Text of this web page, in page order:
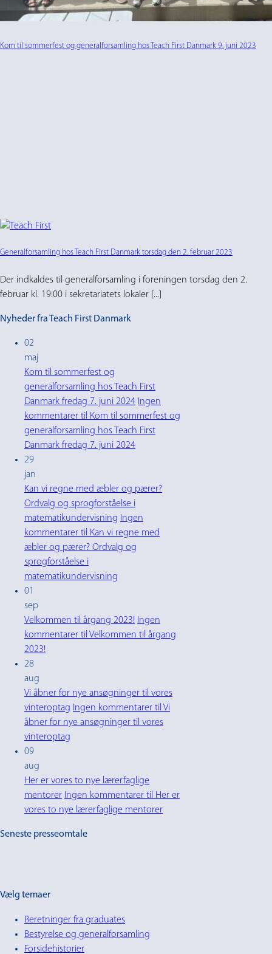
Kom til sommerfest og generalforsamling hos Teach First Danmark 9. juni 2023
Generalforsamling hos Teach First Danmark torsdag den 2. februar 2023
Der indkaldes til generalforsamling i foreningen torsdag den 2.
februar kl. 19:00 i sekretariatets lokaler [...]
Nyheder fra Teach First Danmark
02
maj
Kom til sommerfest og
generalforsamling hos Teach First
Danmark fredag 7. juni 2024 Ingen
kommentarer til Kom til sommerfest og
generalforsamling hos Teach First
Danmark fredag 7. juni 2024
29
jan
Kan vi regne med æbler og pærer?
Ordvalg og sprogforståelse i
matematikundervisning Ingen
kommentarer til Kan vi regne med
æbler og pærer? Ordvalg og
sprogforståelse i
matematikundervisning
01
sep
Velkommen til årgang 2023! Ingen
kommentarer til Velkommen til årgang
2023!
28
aug
Vi åbner for nye ansøgninger til vores
vinteroptag Ingen kommentarer til Vi
åbner for nye ansøgninger til vores
vinteroptag
09
aug
Her er vores to nye lærerfaglige
mentorer Ingen kommentarer til Her er
vores to nye lærerfaglige mentorer
Seneste presseomtale
Vælg temaer
Beretninger fra graduates
Bestyrelse og generalforsamling
Forsidehistorier